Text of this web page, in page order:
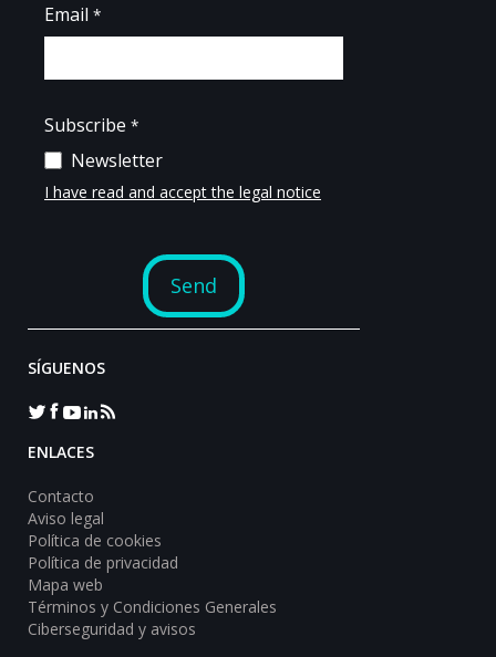
SÍGUENOS
ENLACES
Contacto
Aviso legal
Política de cookies
Política de privacidad
Mapa web
Términos y Condiciones Generales
Ciberseguridad y avisos